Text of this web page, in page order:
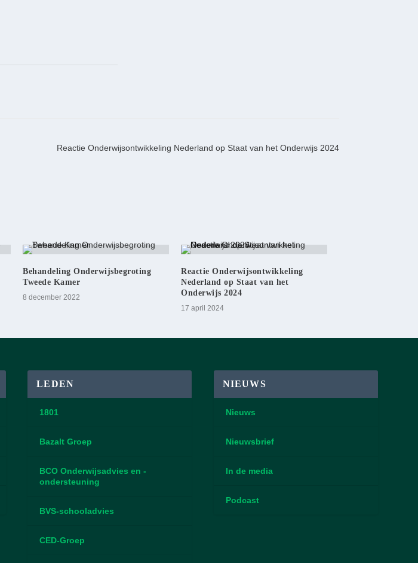
Reactie Onderwijsontwikkeling Nederland op Staat van het Onderwijs 2024
Behandeling Onderwijsbegroting
Tweede Kamer
8 december 2022
Reactie Onderwijsontwikkeling
Nederland op Staat van het
Onderwijs 2024
17 april 2024
LEDEN
1801
Bazalt Groep
BCO Onderwijsadvies en -
ondersteuning
BVS-schooladvies
CED-Groep
NIEUWS
Nieuws
Nieuwsbrief
In de media
Podcast